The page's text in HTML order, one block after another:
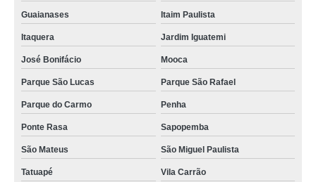
Guaianases Itaim Paulista
Itaquera Jardim Iguatemi
José Bonifácio Mooca
Parque São Lucas Parque São Rafael
Parque do Carmo Penha
Ponte Rasa Sapopemba
São Mateus São Miguel Paulista
Tatuapé Vila Carrão